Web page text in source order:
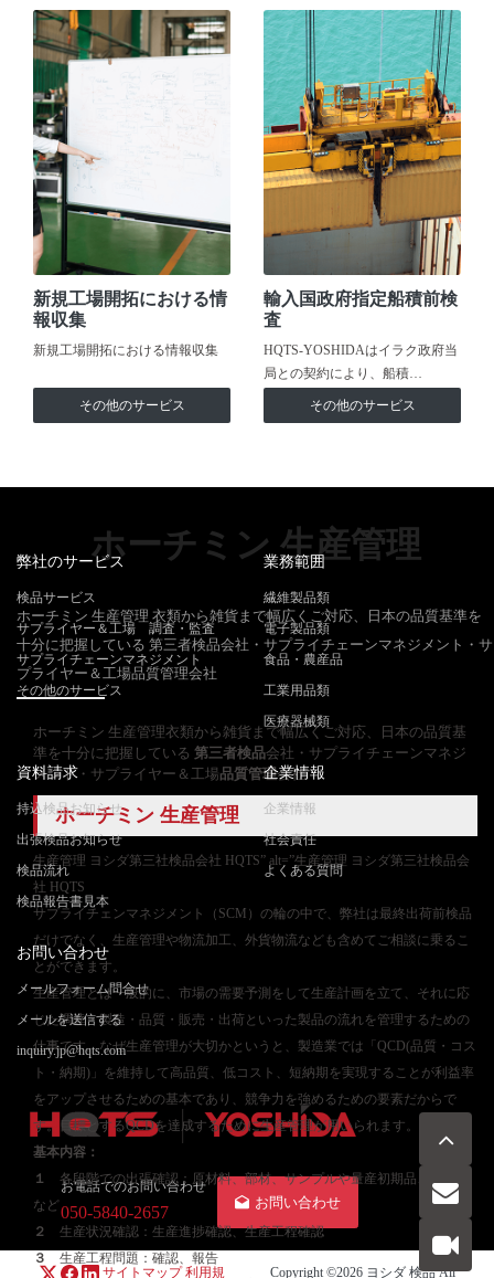
新規工場開拓における情
報収集
新規工場開拓における情報収集
その他のサービス
輸入国政府指定船積前検
査
HQTS-YOSHIDAはイラク政府当
局との契約により、船積…
その他のサービス
ホーチミン 生産管理
ホーチミン 生産管理 衣類から雑貨まで幅広くご対応、日本の品質基準を
十分に把握している 第三者検品会社・サプライチェーンマネジメント・サ
プライヤー＆工場品質管理会社
ホーチミン 生産管理衣類から雑貨まで幅広くご対応、日本の品質基
準を十分に把握している 第三者検品会社・サプライチェーンマネジ
メント・サプライヤー＆工場品質管理会社
ホーチミン 生産管理
生産管理 ヨシダ第三社検品会社 HQTS” alt=”生産管理 ヨシダ第三社検品会
社 HQTS
サプライチェンマネジメント（SCM）の輪の中で、弊社は最終出荷前検品
だけでなく、生産管理や物流加工、外貨物流なども含めてご相談に乗るこ
とができます。
生産管理とは一般的に、市場の需要予測をして生産計画を立て、それに応
じた調達・製造・品質・販売・出荷といった製品の流れを管理するための
仕事です。なぜ生産管理が大切かというと、製造業では「QCD(品質・コス
ト・納期)」を維持して高品質、低コスト、短納期を実現することが利益率
をアップさせるための基本であり、競争力を強めるための要素だからで
す。目標とするQCDを達成するために生産管理が用いられます。
基本内容：
１
各段階での出張確認：原材料、部材、サンプルや量産初期品、量産品
など
２
生産状況確認：生産進捗確認、生産工程確認
３
生産工程問題：確認、報告
弊社のサービス
検品サービス
サプライヤー＆工場 調査・監査
サプライチェーンマネジメント
その他のサービス
業務範囲
繊維製品類
電子製品類
食品・農産品
工業用品類
医療器械類
資料請求
持込検品お知らせ
出張検品お知らせ
検品流れ
検品報告書見本
企業情報
企業情報
社会責任
よくある質問
お問い合わせ
メールフォーム問合せ
メールを送信する
inquiry.jp@hqts.com
お電話でのお問い合わせ
050-5840-2657
お問い合わせ
サイトマップ 利用規 Copyright ©2026 ヨシダ 検品All